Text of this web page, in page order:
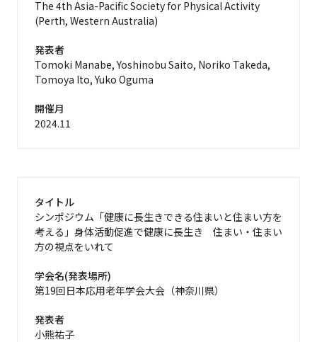
The 4th Asia-Pacific Society for Physical Activity
(Perth, Western Australia)
発表者
Tomoki Manabe, Yoshinobu Saito, Noriko Takeda,
Tomoya Ito, Yuko Oguma
開催月
2024.11
タイトル
シンポジウム「健康に長生きできる住まいと住まい方を
考える」身体活動促進で健康に長生き 住まい・住まい
方の視点をいれて
学会名(発表場所)
第19回日本応用老年学会大会（神奈川県）
発表者
小熊祐子